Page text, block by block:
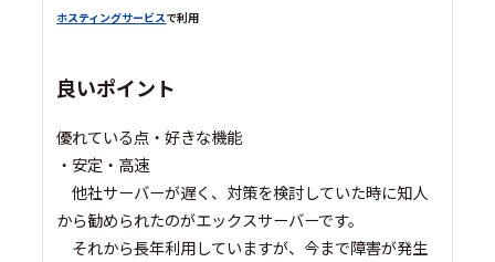
ホスティングサービスで利用
良いポイント
優れている点・好きな機能
・安定・高速
他社サーバーが遅く、対策を検討していた時に知人
から勧められたのがエックスサーバーです。
それから長年利用していますが、今まで障害が発生